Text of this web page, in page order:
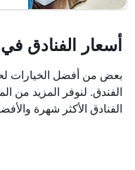
الذي
يعرض
متوسط
سعر
غرفة
في
أسعار الفنادق
بعض من أفضل الخيارات
الفندق. لنوفر المزيد من
الفنادق الأكثر شهرة